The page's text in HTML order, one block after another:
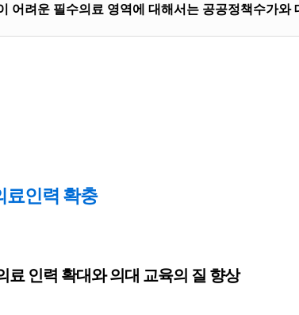
어려운 필수의료 영역에 대해서는 공공정책수가와
료인력 확충
료 인력 확대와 의대 교육의 질 향상